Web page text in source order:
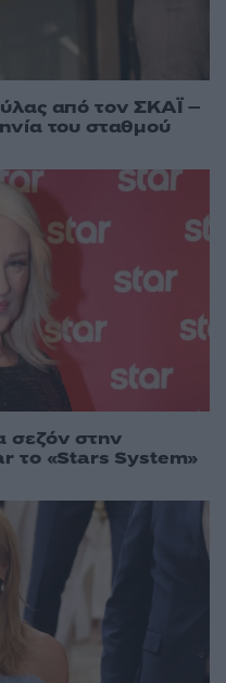
από τον ΣΚΑΪ –
του σταθμού
σεζόν στην
το «Stars System»